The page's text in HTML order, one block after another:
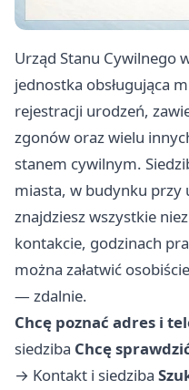
Urząd Stanu Cywilnego
jednostka obsługująca
rejestracji urodzeń,
zgonów oraz wielu
stanem cywilnym.
miasta, w budynku przy
znajdziesz wszystkie
kontakcie, godzinach
można załatwić
— zdalnie.
Chcę poznać adres i
siedziba Chcę
→ Kontakt i siedziba